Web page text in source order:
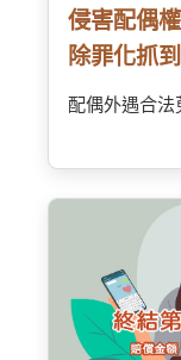
侵害配偶
除罪化抓
配偶外遇合法